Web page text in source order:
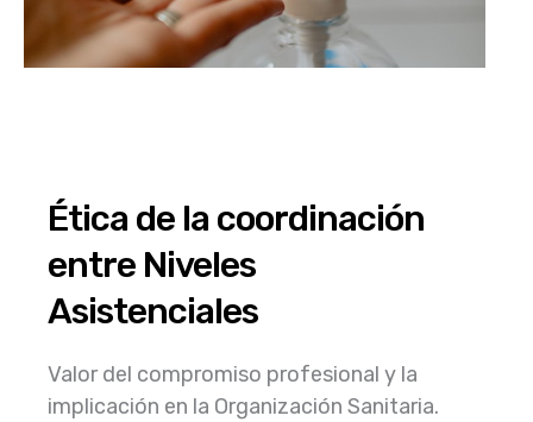
Ética de la coordinación
entre Niveles
Asistenciales
Valor del compromiso profesional y la
implicación en la Organización Sanitaria.